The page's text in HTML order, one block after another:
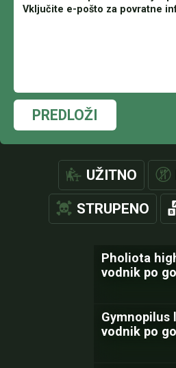
PREDLOŽI
UŽITNO
STRUPENO
Pholiota
vodnik po
vodnik po